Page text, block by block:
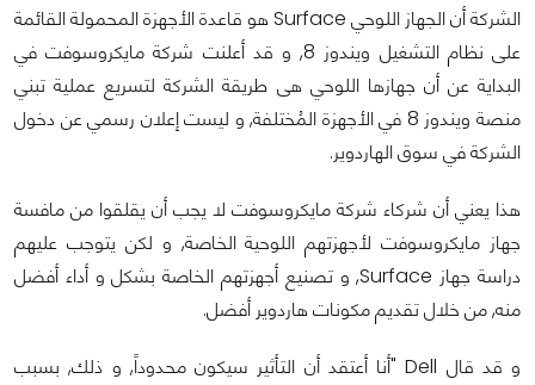
الشركة أن الجهاز اللوحي Surface هو قاعدة الأجهزة المحمولة القائمة
على نظام التشغيل ويندوز 8, و قد أعلنت شركة مايكروسوفت في
البداية عن أن جهازها اللوحي هى طريقة الشركة لتسريع عملية تبني
منصة ويندوز 8 في الأجهزة المُختلفة, و ليست إعلان رسمي عن دخول
الشركة في سوق الهاردوير.
هذا يعني أن شركاء شركة مايكروسوفت لا يجب أن يقلقوا من مافسة
جهاز مايكروسوفت لأجهزتهم اللوحية الخاصة, و لكن يتوجب عليهم
دراسة جهاز Surface, و تصنيع أجهزتهم الخاصة بشكل و أداء أفضل
منه, من خلال تقديم مكونات هاردوير أفضل.
و قد قال Dell "أنا أعتقد أن التأثير سيكون محدوداً, و ذلك, بسبب